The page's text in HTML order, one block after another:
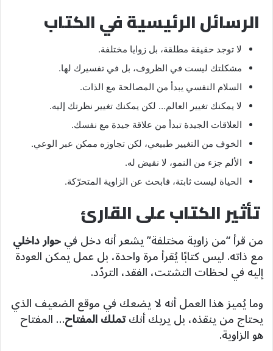
الرسائل الرئيسية في الكتاب
لا توجد حقيقة مطلقة، بل زوايا مختلفة.
مشكلتك ليست في الظروف، بل في تفسيرك لها.
السلام النفسي يبدأ من المصالحة مع الذات.
لا يمكنك تغيير العالم… لكن يمكنك تغيير نظرتك إليه.
العلاقات الجيدة تبدأ من علاقة جيدة مع نفسك.
الخوف من التغيير طبيعي، لكن تجاوزه ممكن عبر الوعي.
الألم جزء من النمو، لا نقيض له.
الحياة ليست ثابتة، فابحث عن الزاوية المتحرّكة.
تأثير الكتاب على القارئ
من قرأ “من زاوية مختلفة” يشعر أنه دخل فيحوار داخلي
مع ذاته. ليس كتابًا يُقرأ مرة واحدة، بل عمل يمكن العودة
إليه في لحظات التشتت، الفقد، التردّد.
وما يُميز هذا العمل أنه لا يضعك في موقع الضعيف الذي
يحتاج من ينقذه، بل يريك أنكتملك المفتاح… المفتاح
هو الزاوية.